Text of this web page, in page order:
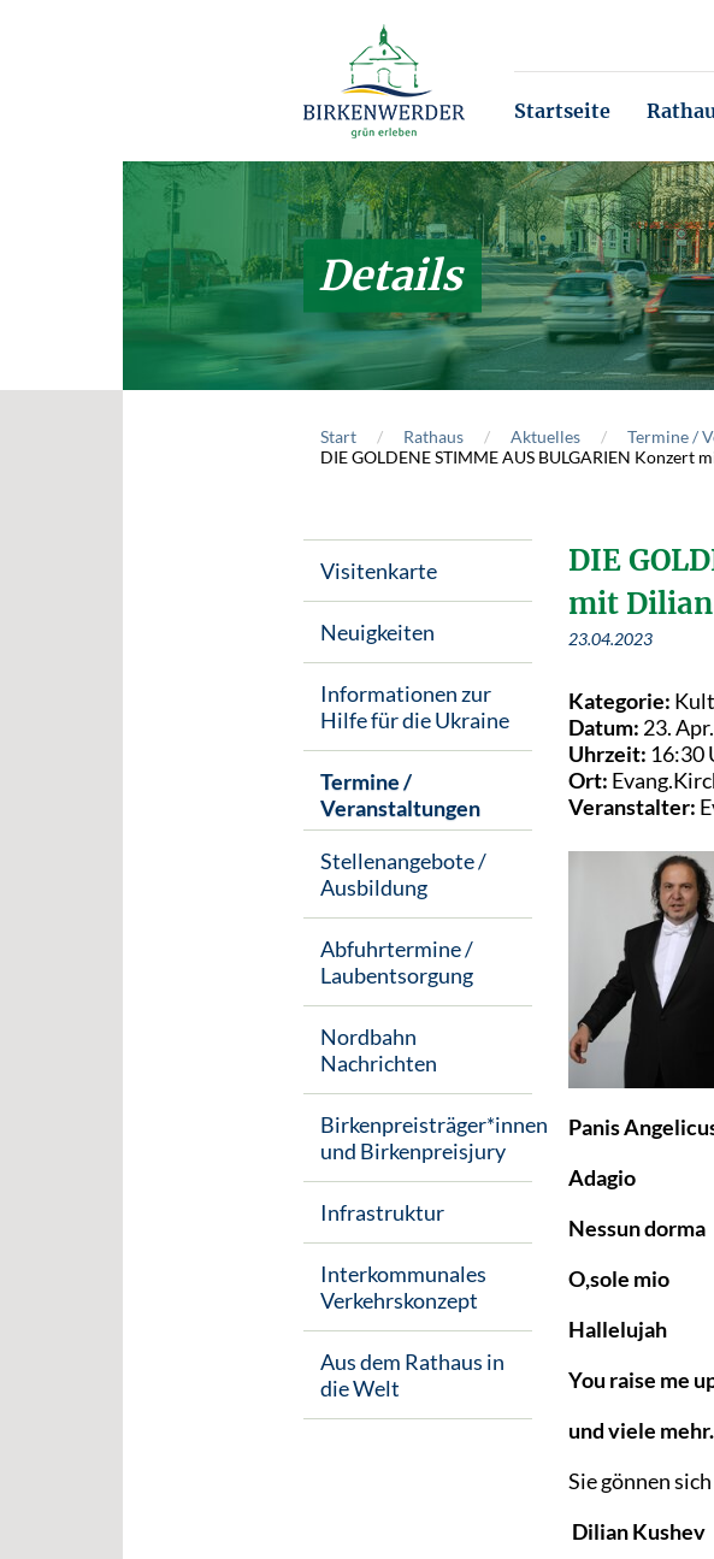
Startseite
Details
Start Rathaus Aktuelles
Termine /
DIE GOLDENE STIMME AUS BULGARIEN Konzert
Visitenkarte
Neuigkeiten
Informationen zur
Hilfe für die Ukraine
Termine /
Veranstaltungen
Stellenangebote /
Ausbildung
Abfuhrtermine /
Laubentsorgung
Nordbahn
Nachrichten
Birkenpreisträger*innen
und Birkenpreisjury
Infrastruktur
Interkommunales
Verkehrskonzept
Aus dem Rathaus in
die Welt
DIE
mit Dilian
23.04.2023
Kategorie:
Datum: 23.
Uhrzeit: 16:30
Ort:
Veranstalter:
Panis
Adagio
Nessun dorma
O,sole mio
Hallelujah
You raise me
und viele mehr.
Sie gönnen
Dilian Kushev